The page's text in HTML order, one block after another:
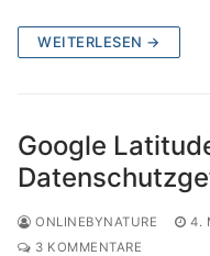
WEITERLESEN →
Google
ONLINEBYNATURE 4.
3 KOMMENTARE